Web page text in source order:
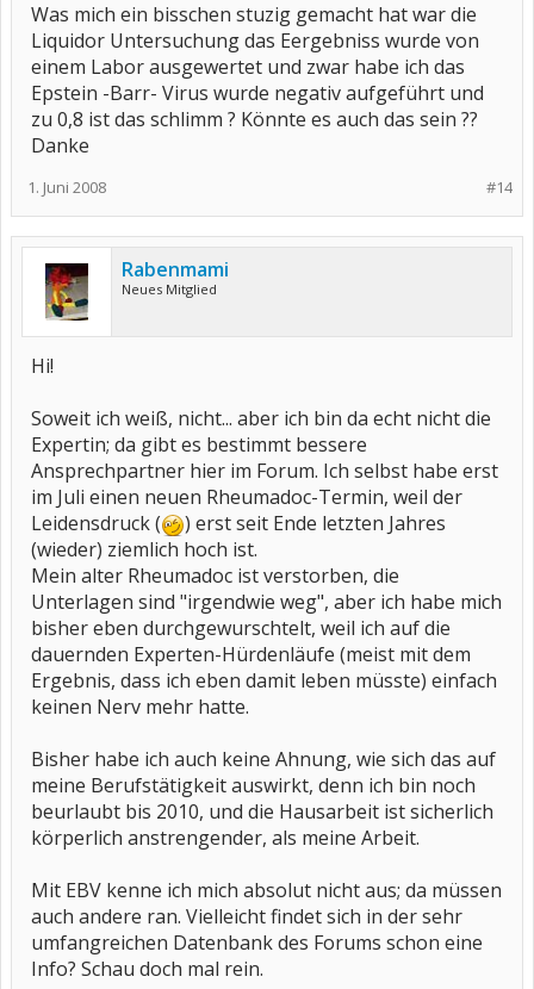
Was mich ein bisschen stuzig gemacht hat war die
Liquidor Untersuchung das Eergebniss wurde von
einem Labor ausgewertet und zwar habe ich das
Epstein -Barr- Virus wurde negativ aufgeführt und
zu 0,8 ist das schlimm ? Könnte es auch das sein ??
Danke
#14
1. Juni 2008
Rabenmami
Neues Mitglied
Hi!
Soweit ich weiß, nicht... aber ich bin da echt nicht die
Expertin; da gibt es bestimmt bessere
Ansprechpartner hier im Forum. Ich selbst habe erst
im Juli einen neuen Rheumadoc-Termin, weil der
Leidensdruck (
) erst seit Ende letzten Jahres
(wieder) ziemlich hoch ist.
Mein alter Rheumadoc ist verstorben, die
Unterlagen sind "irgendwie weg", aber ich habe mich
bisher eben durchgewurschtelt, weil ich auf die
dauernden Experten-Hürdenläufe (meist mit dem
Ergebnis, dass ich eben damit leben müsste) einfach
keinen Nerv mehr hatte.
Bisher habe ich auch keine Ahnung, wie sich das auf
meine Berufstätigkeit auswirkt, denn ich bin noch
beurlaubt bis 2010, und die Hausarbeit ist sicherlich
körperlich anstrengender, als meine Arbeit.
Mit EBV kenne ich mich absolut nicht aus; da müssen
auch andere ran. Vielleicht findet sich in der sehr
umfangreichen Datenbank des Forums schon eine
Info? Schau doch mal rein.